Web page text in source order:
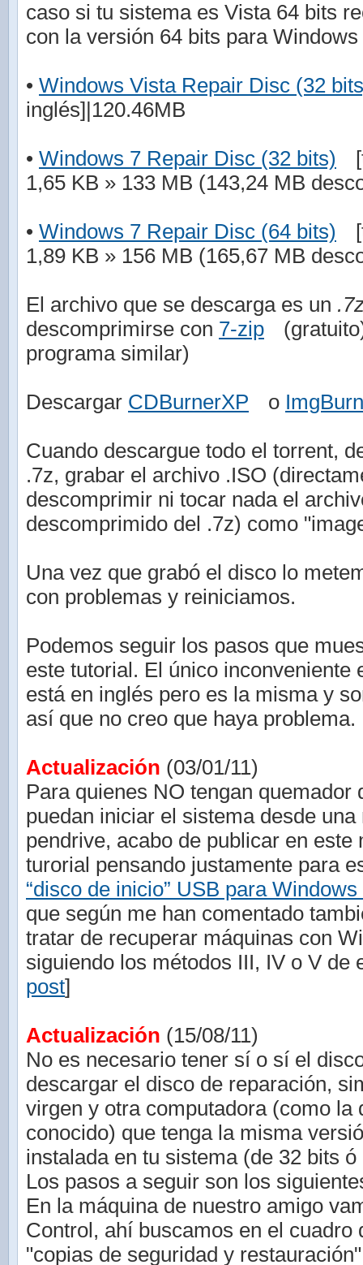
caso si tu sistema es Vista 64 bits
con la versión 64 bits para Windows
• Windows Vista Repair Disc (32
inglés]|120.46MB
• Windows 7 Repair Disc (32 bits)
1,65 KB » 133 MB (143,24 MB
• Windows 7 Repair Disc (64 bits)
1,89 KB » 156 MB (165,67 MB
El archivo que se descarga es un
descomprimirse con 7-zip
programa similar)
Descargar CDBurnerXP o ImgBurn
Cuando descargue todo el torrent,
.7z, grabar el archivo .ISO
descomprimir ni tocar nada el
descomprimido del .7z) como
Una vez que grabó el disco lo
con problemas y reiniciamos.
Podemos seguir los pasos que
este tutorial. El único inconveniente
está en inglés pero es la misma y
así que no creo que haya problema.
Actualización (03/01/11)
Para quienes NO tengan quemador
puedan iniciar el sistema desde
pendrive, acabo de publicar en este
turorial pensando justamente para
“disco de inicio” USB para
que según me han comentado
tratar de recuperar máquinas con
siguiendo los métodos III, IV o V de
post]
Actualización (15/08/11)
No es necesario tener sí o sí el
descargar el disco de reparación,
virgen y otra computadora (como la
conocido) que tenga la misma
instalada en tu sistema (de 32 bits ó
Los pasos a seguir son los
En la máquina de nuestro amigo
Control, ahí buscamos en el cuadro
"copias de seguridad y